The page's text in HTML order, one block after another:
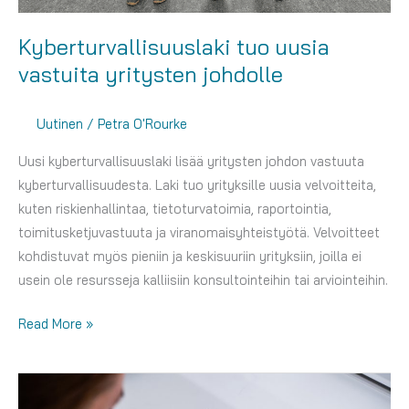
Kyberturvallisuuslaki tuo uusia
vastuita yritysten johdolle
Uutinen / Petra O'Rourke
Uusi kyberturvallisuuslaki lisää yritysten johdon vastuuta
kyberturvallisuudesta. Laki tuo yrityksille uusia velvoitteita,
kuten riskienhallintaa, tietoturvatoimia, raportointia,
toimitusketjuvastuuta ja viranomaisyhteistyötä. Velvoitteet
kohdistuvat myös pieniin ja keskisuuriin yrityksiin, joilla ei
usein ole resursseja kalliisiin konsultointeihin tai arviointeihin.
Kyberturvallisuuslaki
uusia
Read More »